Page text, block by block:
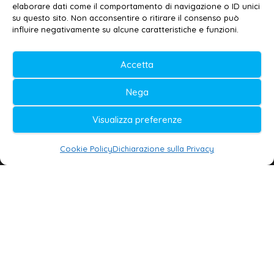
elaborare dati come il comportamento di navigazione o ID unici
su questo sito. Non acconsentire o ritirare il consenso può
influire negativamente su alcune caratteristiche e funzioni.
Accetta
Nega
Visualizza preferenze
Cookie PolicyDichiarazione sulla Privacy
© 2020-2026 | Galatina24 ®
Stampa Tribunale di Lecce
Editore e direttore responsabile:
Daniele G. Masciullo
Galatina24 è marchio registrato dal Ministero